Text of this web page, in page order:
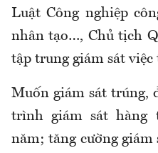
Luật Công nghiệp
nhân tạo…, Chủ tịch
tập trung giám sát
Muốn giám sát trúng,
trình giám sát hàng
năm; tăng cường giám